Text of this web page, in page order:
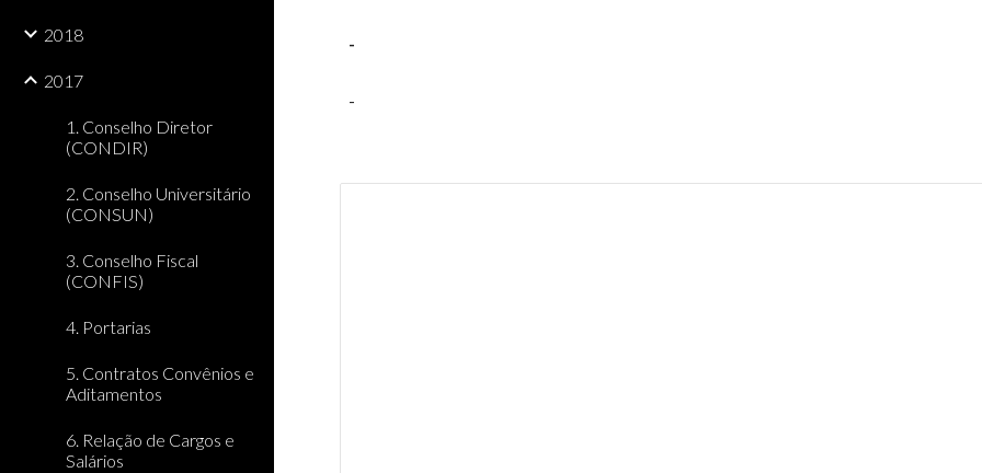
2018
2017
1. Conselho Diretor
(CONDIR)
2. Conselho Universitário
(CONSUN)
3. Conselho Fiscal
(CONFIS)
4. Portarias
5. Contratos Convênios e
Aditamentos
6. Relação de Cargos e
Salários
-
-